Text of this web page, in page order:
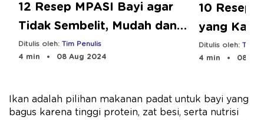
12 Resep MPASI Bayi agar
Tidak Sembelit, Mudah dan
Bergizi!
Ditulis oleh: Tim Penulis
4 min
08 Aug 2024
10 Resep
yang Kaya
Dibuat
Ditulis oleh: Tim
4 min
08
Ikan adalah pilihan makanan padat untuk bayi yang
bagus karena tinggi protein, zat besi, serta nutrisi